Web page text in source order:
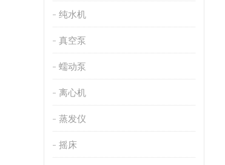
纯水机
真空泵
蠕动泵
离心机
蒸发仪
摇床